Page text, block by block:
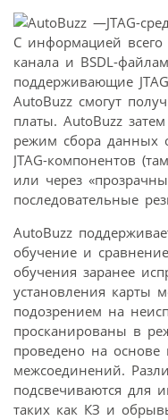
С информацией
канала и BSDL-
поддерживающие
AutoBuzz смогут
платы. AutoBuzz
режим сбора данных
JTAG-компонентов
или через
последовательные
AutoBuzz
обучение и
обучения заранее
установления карты
подозрением на
просканированы в
проведено на основе
межсоединений.
подсвечиваются для
таких как КЗ и